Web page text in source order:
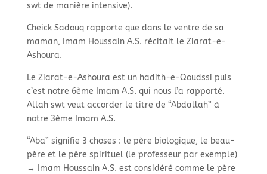
swt de manière intensive).
Cheick Sadouq rapporte que dans le ventre de sa
maman, Imam Houssain A.S. récitait le Ziarat-e-
Ashoura.
Le Ziarat-e-Ashoura est un hadith-e-Qoudssi puis
c’est notre 6ème Imam A.S. qui nous l’a rapporté.
Allah swt veut accorder le titre de “Abdallah” à
notre 3ème Imam A.S.
“Aba” signifie 3 choses : le père biologique, le beau-
père et le père spirituel (le professeur par exemple)
→ Imam Houssain A.S. est considéré comme le père